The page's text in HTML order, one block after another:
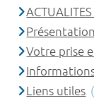
Présentation
Votre prise
Liens utiles